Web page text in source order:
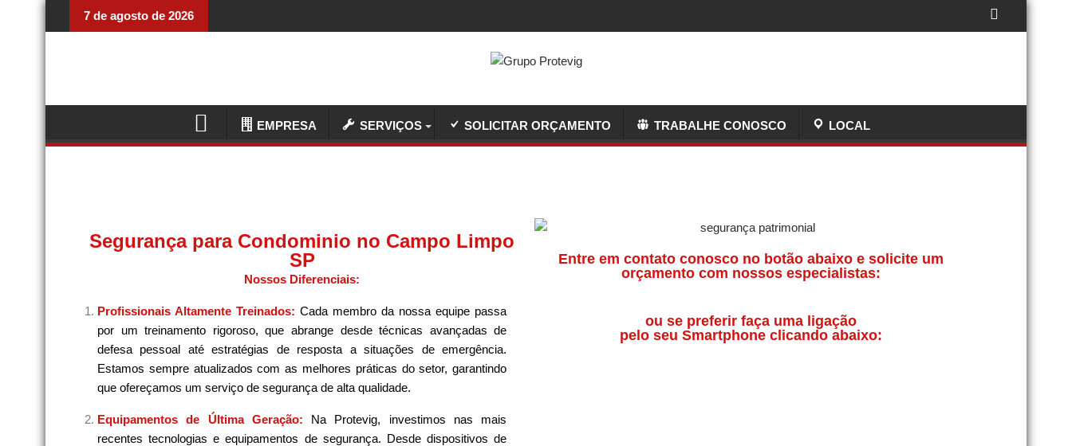
7 de agosto de 2026
EMPRESA SERVIÇOS SOLICITAR ORÇAMENTO TRABALHE CONOSCO LOCAL
Segurança para Condominio no Campo Limpo
SP
Nossos Diferenciais:
Profissionais Altamente Treinados: Cada membro da nossa equipe passa
por um treinamento rigoroso, que abrange desde técnicas avançadas de
defesa pessoal até estratégias de resposta a situações de emergência.
Estamos sempre atualizados com as melhores práticas do setor, garantindo
que ofereçamos um serviço de segurança de alta qualidade.
Equipamentos de Última Geração:
Na Protevig, investimos nas mais
recentes tecnologias e equipamentos de segurança. Desde dispositivos de
Entre em contato conosco no botão abaixo e solicite um
orçamento com nossos especialistas:
ou se preferir faça uma ligação
pelo seu Smartphone clicando abaixo: